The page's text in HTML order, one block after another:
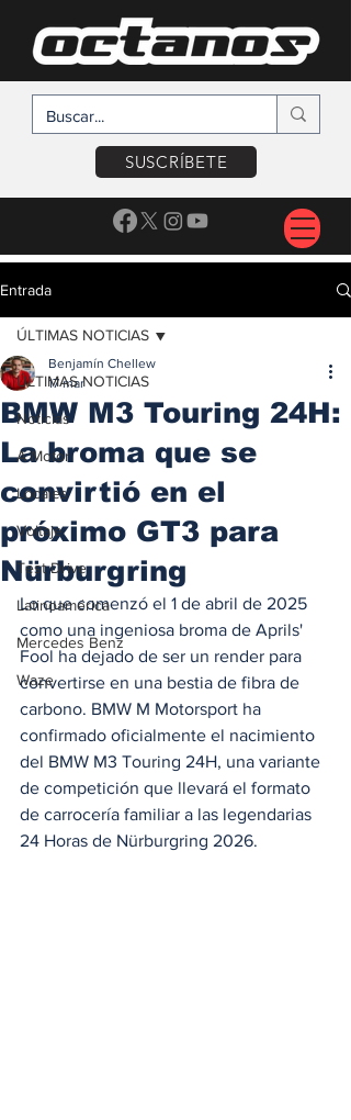
SUSCRÍBETE
Entrada
ÚLTIMAS NOTICIAS
Noticias
A Motor
Locales
Voltaje
Test Drive
Latinoamérica
Mercedes Benz
Waze
ÚLTIMAS NOTICIAS
BMW M3 Touring 24H:
La broma que se
convirtió en el
próximo GT3 para
Nürburgring
Benjamín Chellew
17 mar
Lo que comenzó el 1 de abril de 2025
como una ingeniosa broma de Aprils'
Fool ha dejado de ser un render para
convertirse en una bestia de fibra de
carbono. BMW M Motorsport ha
confirmado oficialmente el nacimiento
del BMW M3 Touring 24H, una variante
de competición que llevará el formato
de carrocería familiar a las legendarias
24 Horas de Nürburgring 2026.